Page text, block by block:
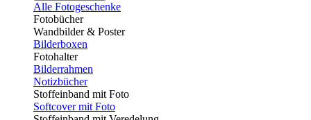
Alle Fotogeschenke
Fotobücher
Wandbilder & Poster
Bilderboxen
Fotohalter
Bilderrahmen
Notizbücher
Stoffeinband mit Foto
Softcover mit Foto